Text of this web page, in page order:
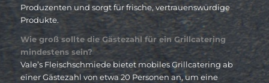
Produzenten und sorgt für frische, vertrauenswürdige
Produkte.
Wie groß sollte die Gästezahl für ein Grillcatering
mindestens sein?
Vale’s Fleischschmiede bietet mobiles Grillcatering ab
einer Gästezahl von etwa 20 Personen an, um eine